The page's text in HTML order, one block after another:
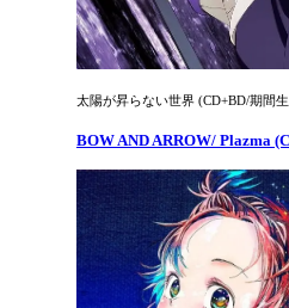
太陽が昇らない世界 (CD+BD/期間
BOW AND ARROW/ Plazma